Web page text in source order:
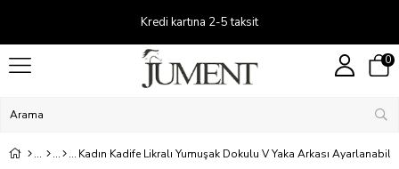
Kredi kartına 2-5 taksit
0